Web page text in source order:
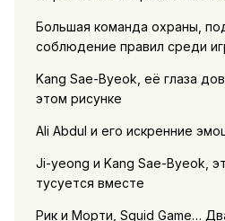
Большая команда охраны,
соблюдение правил среди
Kang Sae-Byeok, её глаза
этом рисунке
Ali Abdul и его искренние
Ji-yeong и Kang Sae-Byeok,
тусуется вместе
Рик и Морти, Squid Game…